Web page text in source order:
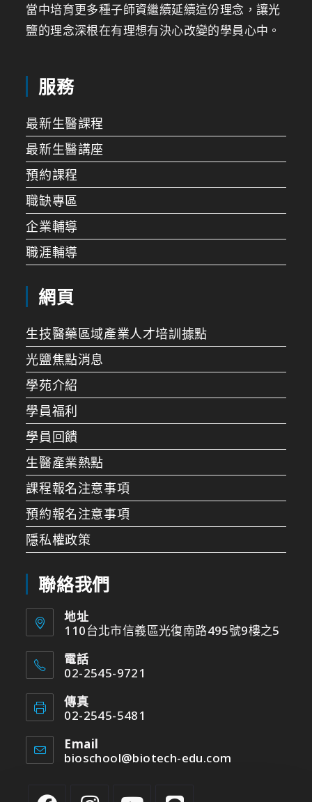
當中培育更多種子師資繼續延續這份理念，讓光
鹽的理念深根在有理想有決心改變的學員心中。
服務
最新生醫課程
最新生醫講座
預約課程
職缺專區
企業輔導
職涯輔導
網頁
生技醫藥區域產業人才培訓據點
光鹽焦點消息
學苑介紹
學員福利
學員回饋
生醫產業熱點
課程報名注意事項
預約報名注意事項
隱私權政策
聯絡我們
地址
110台北市信義區光復南路495號9樓之5
電話
02-2545-9721
傳真
02-2545-5481
Email
bioschool@biotech-edu.com